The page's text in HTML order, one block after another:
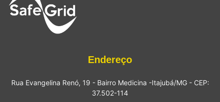
Endereço
Rua Evangelina Renó, 19 - Bairro Medicina -Itajubá/MG - CEP:
37.502-114